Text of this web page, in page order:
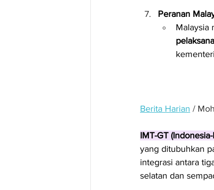
Peranan
Malaysia
Berita Harian /
IMT-GT
yang ditubuhkan
integrasi antara
selatan dan